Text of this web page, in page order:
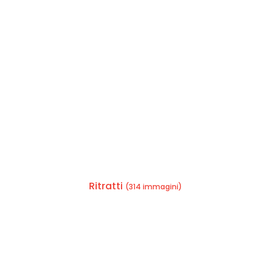
Ritratti (314 immagini)